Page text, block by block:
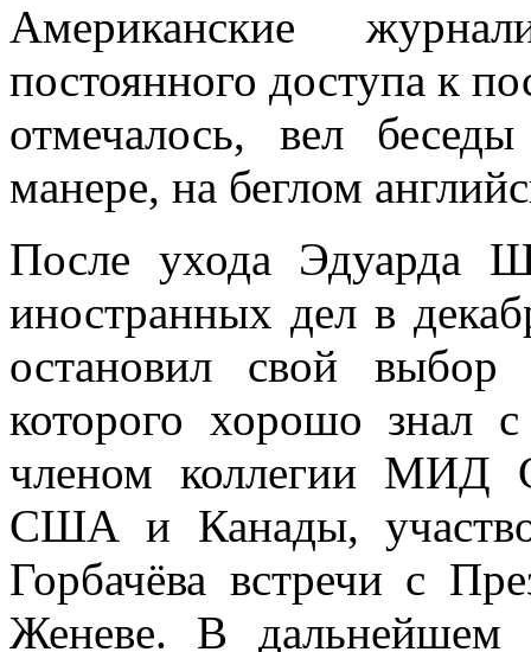
Американские
постоянного доступа к
отмечалось, вел
манере, на беглом
После ухода Эдуарда
иностранных дел в
остановил свой выбор
которого хорошо знал
членом коллегии МИД
США и Канады,
Горбачёва встречи с
Женеве. В дальнейшем